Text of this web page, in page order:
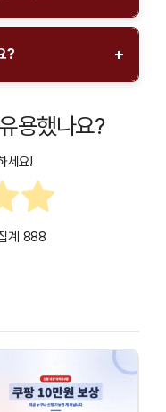
취해지며, 반복 위반 시
객 모두의 쾌적한
? +
니다.
용했나요?
세요!
계 888